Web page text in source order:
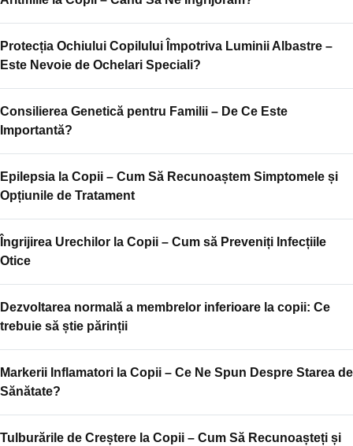
Protecția Ochiului Copilului Împotriva Luminii Albastre –
Este Nevoie de Ochelari Speciali?
Consilierea Genetică pentru Familii – De Ce Este
Importantă?
Epilepsia la Copii – Cum Să Recunoaștem Simptomele și
Opțiunile de Tratament
Îngrijirea Urechilor la Copii – Cum să Preveniți Infecțiile
Otice
Dezvoltarea normală a membrelor inferioare la copii: Ce
trebuie să știe părinții
Markerii Inflamatori la Copii – Ce Ne Spun Despre Starea de
Sănătate?
Tulburările de Creștere la Copii – Cum Să Recunoașteți și